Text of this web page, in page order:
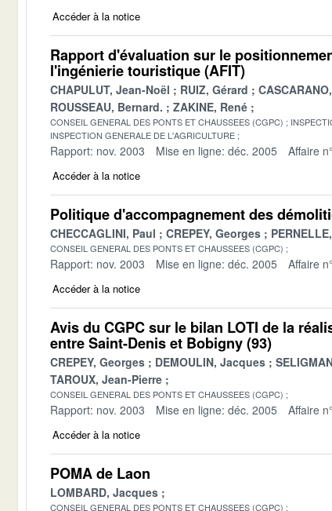
Accéder à la notice
Rapport d'évaluation sur le
l'ingénierie touristique (AFIT)
CHAPULUT, Jean-Noël RUIZ, Gérard
ROUSSEAU, Bernard.
ZAKINE, René
CONSEIL GENERAL DES PONTS ET CHAUSSEES (CGPC)
INSPECTION GENERALE DE L'AGRICULTURE
Rapport: nov. 2003 Mise en ligne: déc. 2005 Affaire
Accéder à la notice
Politique d'accompagnement des
CHECCAGLINI, Paul CREPEY, Georges
CONSEIL GENERAL DES PONTS ET CHAUSSEES (CGPC)
Rapport: nov. 2003 Mise en ligne: déc. 2005 Affaire
Accéder à la notice
Avis du CGPC sur le bilan LOTI de la
entre Saint-Denis et Bobigny (93)
CREPEY, Georges DEMOULIN, Jacques
TAROUX, Jean-Pierre
CONSEIL GENERAL DES PONTS ET CHAUSSEES (CGPC)
Rapport: nov. 2003 Mise en ligne: déc. 2005 Affaire
Accéder à la notice
POMA de Laon
LOMBARD, Jacques
CONSEIL GENERAL DES PONTS ET CHAUSSEES (CGPC)